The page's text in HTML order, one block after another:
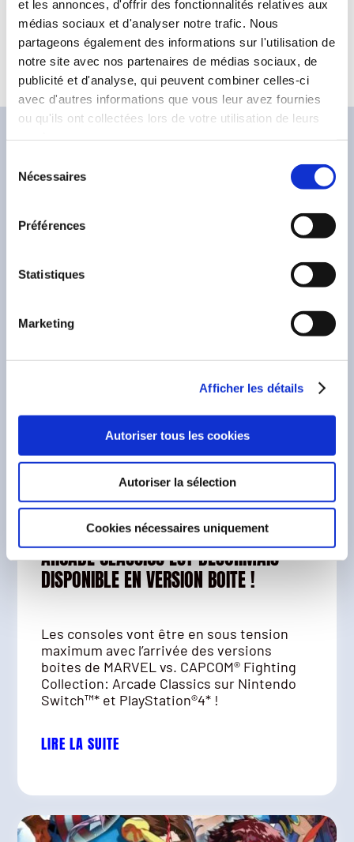
et les annonces, d'offrir des fonctionnalités relatives aux
médias sociaux et d'analyser notre trafic. Nous
partageons également des informations sur l'utilisation de
notre site avec nos partenaires de médias sociaux, de
publicité et d'analyse, qui peuvent combiner celles-ci
avec d'autres informations que vous leur avez fournies
ou qu'ils ont collectées lors de votre utilisation de leurs
Nécessaires
Préférences
Statistiques
Marketing
Afficher les détails
Autoriser tous les cookies
Autoriser la sélection
Cookies nécessaires uniquement
Toutes les vidéos et visuels des jeux Capcom sont
regroupés sur l’extranet
www.capcomeuro-press.com
Dernières actualités
22 novembre 2024 — Marvel vs Capcom
LA COMPILATION EXPLOSIVE MARVEL
VS. CAPCOM® FIGHTING COLLECTION:
ARCADE CLASSICS EST DÉSORMAIS
DISPONIBLE EN VERSION BOITE !
Les consoles vont être en sous tension
maximum avec l’arrivée des versions
boites de MARVEL vs. CAPCOM® Fighting
Collection: Arcade Classics sur Nintendo
Switch™* et PlayStation®4* !
LIRE LA SUITE